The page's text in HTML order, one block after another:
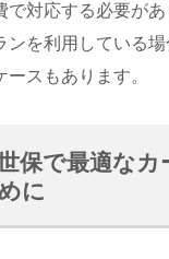
で対応する必要が
ンを利用している
スもあります。
保で最適なカ
に